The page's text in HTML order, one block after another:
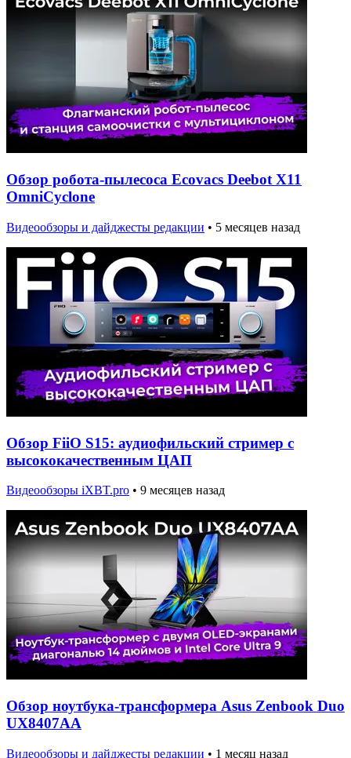
Обзор робота-пылесоса Ecovacs Deebot X11
OmniCyclone
Видеообзоры и дайджесты редакции • 5 месяцев назад
Обзор FiiO S15: аудиофильский стример с
высококачественным ЦАП
Видеообзоры iXBT.pro • 9 месяцев назад
Обзор ноутбука-трансформера Asus Zenbook Duo
UX8407AA
Видеообзоры и дайджесты редакции • 1 месяц назад